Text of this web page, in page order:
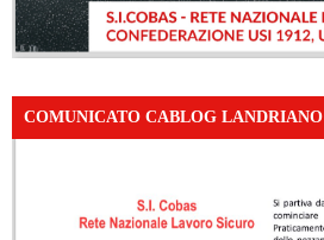
COMUNICATO CABLOG LANDRIANO